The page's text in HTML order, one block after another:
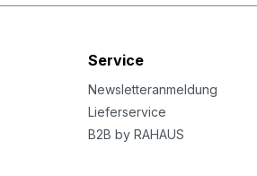
Service
Newsletteranmeldung
Lieferservice
B2B by RAHAUS